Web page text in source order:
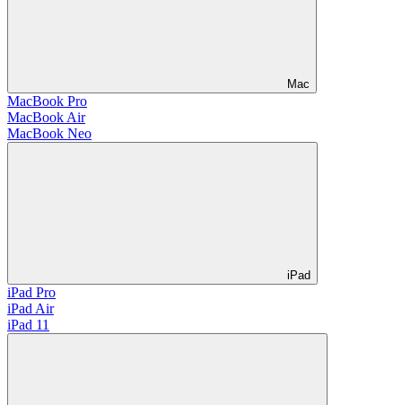
Mac
MacBook Pro
MacBook Air
MacBook Neo
iPad
iPad Pro
iPad Air
iPad 11